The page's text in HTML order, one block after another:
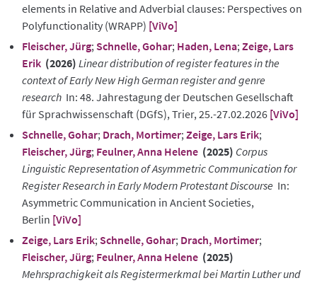
elements in Relative and Adverbial clauses: Perspectives on
Polyfunctionality (WRAPP) [ViVo]
Fleischer, Jürg;Schnelle, Gohar; Haden, Lena;Zeige, Lars
Erik (2026) Linear distribution of register features in the
context of Early New High German register and genre
research In: 48. Jahrestagung der Deutschen Gesellschaft
für Sprachwissenschaft (DGfS), Trier, 25.-27.02.2026 [ViVo]
Schnelle, Gohar; Drach, Mortimer;Zeige, Lars Erik;
Fleischer, Jürg; Feulner, Anna Helene (2025) Corpus
Linguistic Representation of Asymmetric Communication for
Register Research in Early Modern Protestant Discourse In:
Asymmetric Communication in Ancient Societies,
Berlin [ViVo]
Zeige, Lars Erik;Schnelle, Gohar; Drach, Mortimer;
Fleischer, Jürg; Feulner, Anna Helene (2025)
Mehrsprachigkeit als Registermerkmal bei Martin Luther und